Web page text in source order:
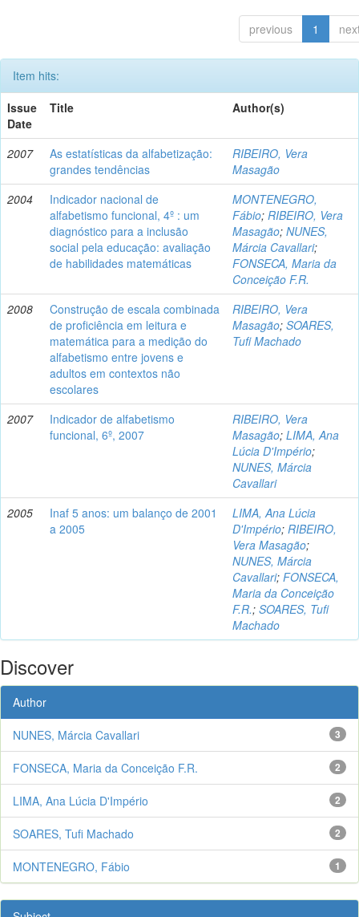
previous 1
Item hits:
Issue
Date
Title Author(s)
2007
As estatísticas da alfabetização:
grandes tendências
RIBEIRO, Vera
Masagão
2004
Indicador nacional de
alfabetismo funcional, 4º : um
diagnóstico para a inclusão
social pela educação: avaliação
de habilidades matemáticas
MONTENEGRO,
Fábio; RIBEIRO, Vera
Masagão; NUNES,
Márcia Cavallari;
FONSECA, Maria da
Conceição F.R.
2008
Construção de escala combinada
de proficiência em leitura e
matemática para a medição do
alfabetismo entre jovens e
adultos em contextos não
escolares
RIBEIRO, Vera
Masagão; SOARES,
Tufi Machado
2007
Indicador de alfabetismo
funcional, 6º, 2007
RIBEIRO, Vera
Masagão; LIMA, Ana
Lúcia D'Império;
NUNES, Márcia
Cavallari
2005
Inaf 5 anos: um balanço de 2001
a 2005
LIMA, Ana Lúcia
D'Império; RIBEIRO,
Vera Masagão;
NUNES, Márcia
Cavallari; FONSECA,
Maria da Conceição
F.R.; SOARES, Tufi
Machado
Discover
Author
3
NUNES, Márcia Cavallari
2
FONSECA, Maria da Conceição F.R.
2
LIMA, Ana Lúcia D'Império
2
SOARES, Tufi Machado
1
MONTENEGRO, Fábio